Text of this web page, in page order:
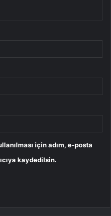
için adım, e-posta
kaydedilsin.